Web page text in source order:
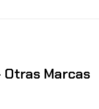
Otras Marcas